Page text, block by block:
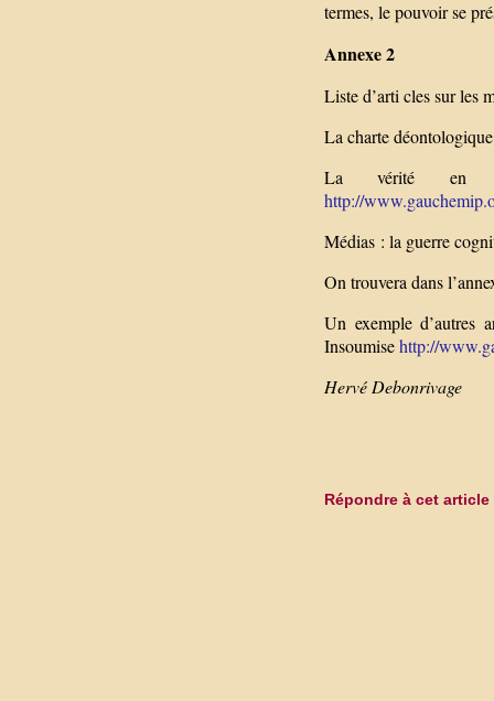
termes, le pouvoir se
Annexe 2
Liste d’arti cles sur les
La charte
La vérité en
http://
Médias : la guerre
On trouvera dans
Un exemple d’autres
Insoumisehttp://
Hervé Debonrivage
Répondre à cet article